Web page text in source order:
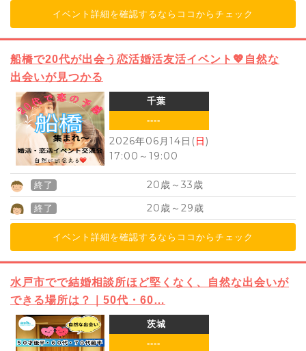
イベント詳細を確認するならココからチェック
船橋で20代が出会う恋活婚活友活イベント💖自然な
出会いが見つかる
千葉
----
2026年06月14日(日)
17:00 ～ 19:00
終了 20歳～ 33歳
終了 20歳～ 29歳
イベント詳細を確認するならココからチェック
水戸市でで結婚相談所ほど堅くなく、自然な出会いが
できる場所は？｜50代・60…
茨城
----